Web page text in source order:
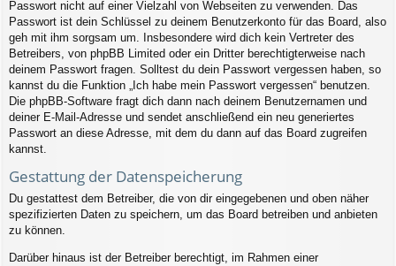
Passwort nicht auf einer Vielzahl von Webseiten zu verwenden. Das
Passwort ist dein Schlüssel zu deinem Benutzerkonto für das Board, also
geh mit ihm sorgsam um. Insbesondere wird dich kein Vertreter des
Betreibers, von phpBB Limited oder ein Dritter berechtigterweise nach
deinem Passwort fragen. Solltest du dein Passwort vergessen haben, so
kannst du die Funktion „Ich habe mein Passwort vergessen“ benutzen.
Die phpBB-Software fragt dich dann nach deinem Benutzernamen und
deiner E-Mail-Adresse und sendet anschließend ein neu generiertes
Passwort an diese Adresse, mit dem du dann auf das Board zugreifen
kannst.
Gestattung der Datenspeicherung
Du gestattest dem Betreiber, die von dir eingegebenen und oben näher
spezifizierten Daten zu speichern, um das Board betreiben und anbieten
zu können.
Darüber hinaus ist der Betreiber berechtigt, im Rahmen einer